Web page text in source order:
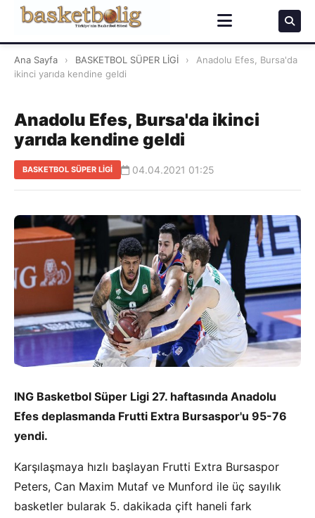
Ana Sayfa › BASKETBOL SÜPER LİGİ ›
Anadolu Efes, Bursa'da
ikinci yarıda kendine geldi
Anadolu Efes, Bursa'da ikinci
yarıda kendine geldi
BASKETBOL SÜPER LİGİ 04.04.2021 01:25
ING Basketbol Süper Ligi 27. haftasında Anadolu
Efes deplasmanda Frutti Extra Bursaspor'u 95-76
yendi.
Karşılaşmaya hızlı başlayan Frutti Extra Bursaspor
Peters, Can Maxim Mutaf ve Munford ile üç sayılık
basketler bularak 5. dakikada çift haneli fark